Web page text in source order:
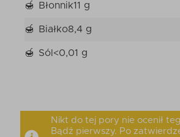
Błonnik11 g
Białko8,4 g
Sól <0,01 g
Nikt do tej pory nie ocenił
Bądź pierwszy. Po